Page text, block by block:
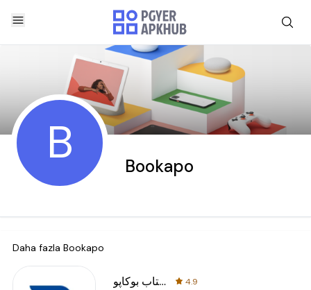
B Bookapo
Daha fazla Bookapo
خلاصه کتاب بوکاپو | Bookapo
4.9